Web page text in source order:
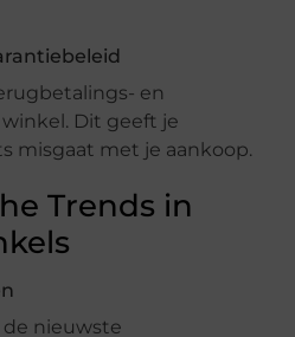
en
Dit geeft je
misgaat met je aankoop.
Trends in
de nieuwste